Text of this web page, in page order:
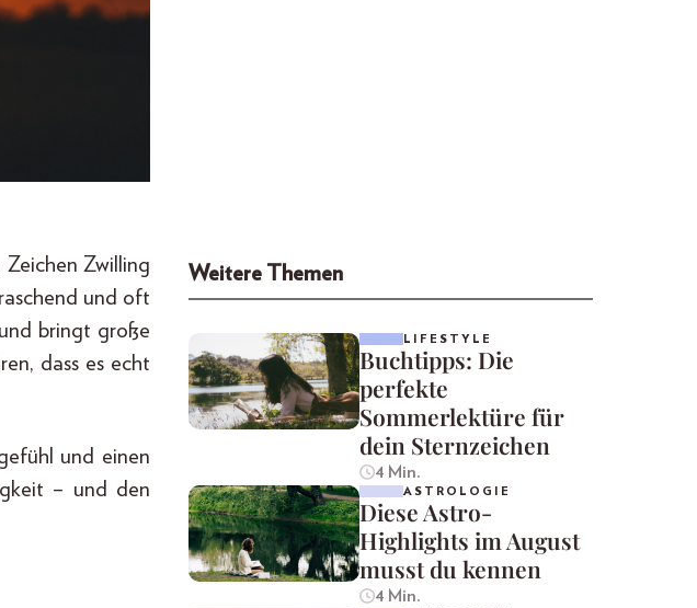
Zeichen Zwilling
und oft
bringt große
dass es echt
und einen
– und den
Weitere Themen
LIFESTYLE
Buchtipps: Die
perfekte
Sommerlektüre für
dein Sternzeichen
4 Min.
ASTROLOGIE
Diese Astro-
Highlights im August
musst du kennen
4 Min.